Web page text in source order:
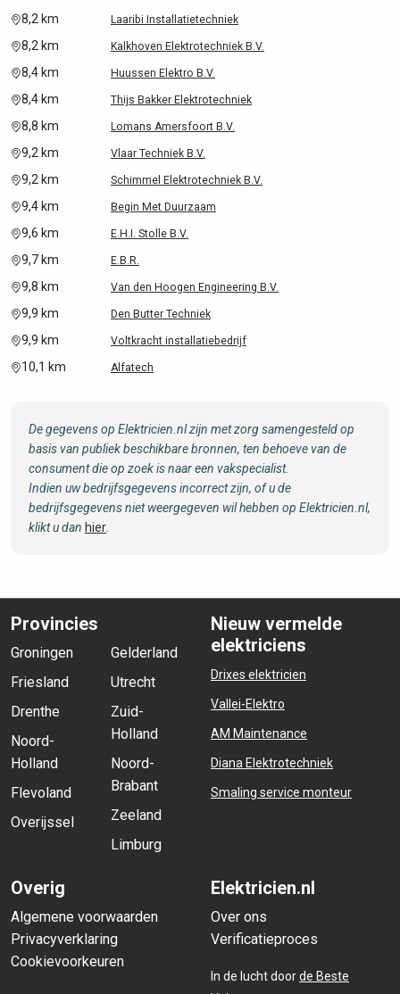
8,2 km Laaribi Installatietechniek
8,2 km Kalkhoven Elektrotechniek B.V.
8,4 km Huussen Elektro B.V.
8,4 km Thijs Bakker Elektrotechniek
8,8 km Lomans Amersfoort B.V.
9,2 km Vlaar Techniek B.V.
9,2 km Schimmel Elektrotechniek B.V.
9,4 km Begin Met Duurzaam
9,6 km E.H.I. Stolle B.V.
9,7 km E.B.R.
9,8 km Van den Hoogen Engineering B.V.
9,9 km Den Butter Techniek
9,9 km Voltkracht installatiebedrijf
10,1 km Alfatech
De gegevens op Elektricien.nl zijn met zorg samengesteld op
basis van publiek beschikbare bronnen, ten behoeve van de
consument die op zoek is naar een vakspecialist.
Indien uw bedrijfsgegevens incorrect zijn, of u de
bedrijfsgegevens niet weergegeven wil hebben op Elektricien.nl,
klikt u dan hier
Provincies
Groningen
Friesland
Drenthe
Noord-
Holland
Flevoland
Overijssel
Gelderland
Utrecht
Zuid-
Holland
Noord-
Brabant
Zeeland
Limburg
Nieuw vermelde
elektriciens
Drixes elektricien
Vallei-Elektro
AM Maintenance
Diana Elektrotechniek
Smaling service monteur
Overig
Algemene voorwaarden
Privacyverklaring
Cookievoorkeuren
Elektricien.nl
Over ons
Verificatieproces
In de lucht doorde Beste